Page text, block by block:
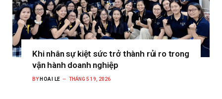
Khi nhân sự kiệt sức trở thành rủi ro trong
vận hành doanh nghiệp
BY HOAI LE THÁNG 5 19, 2026